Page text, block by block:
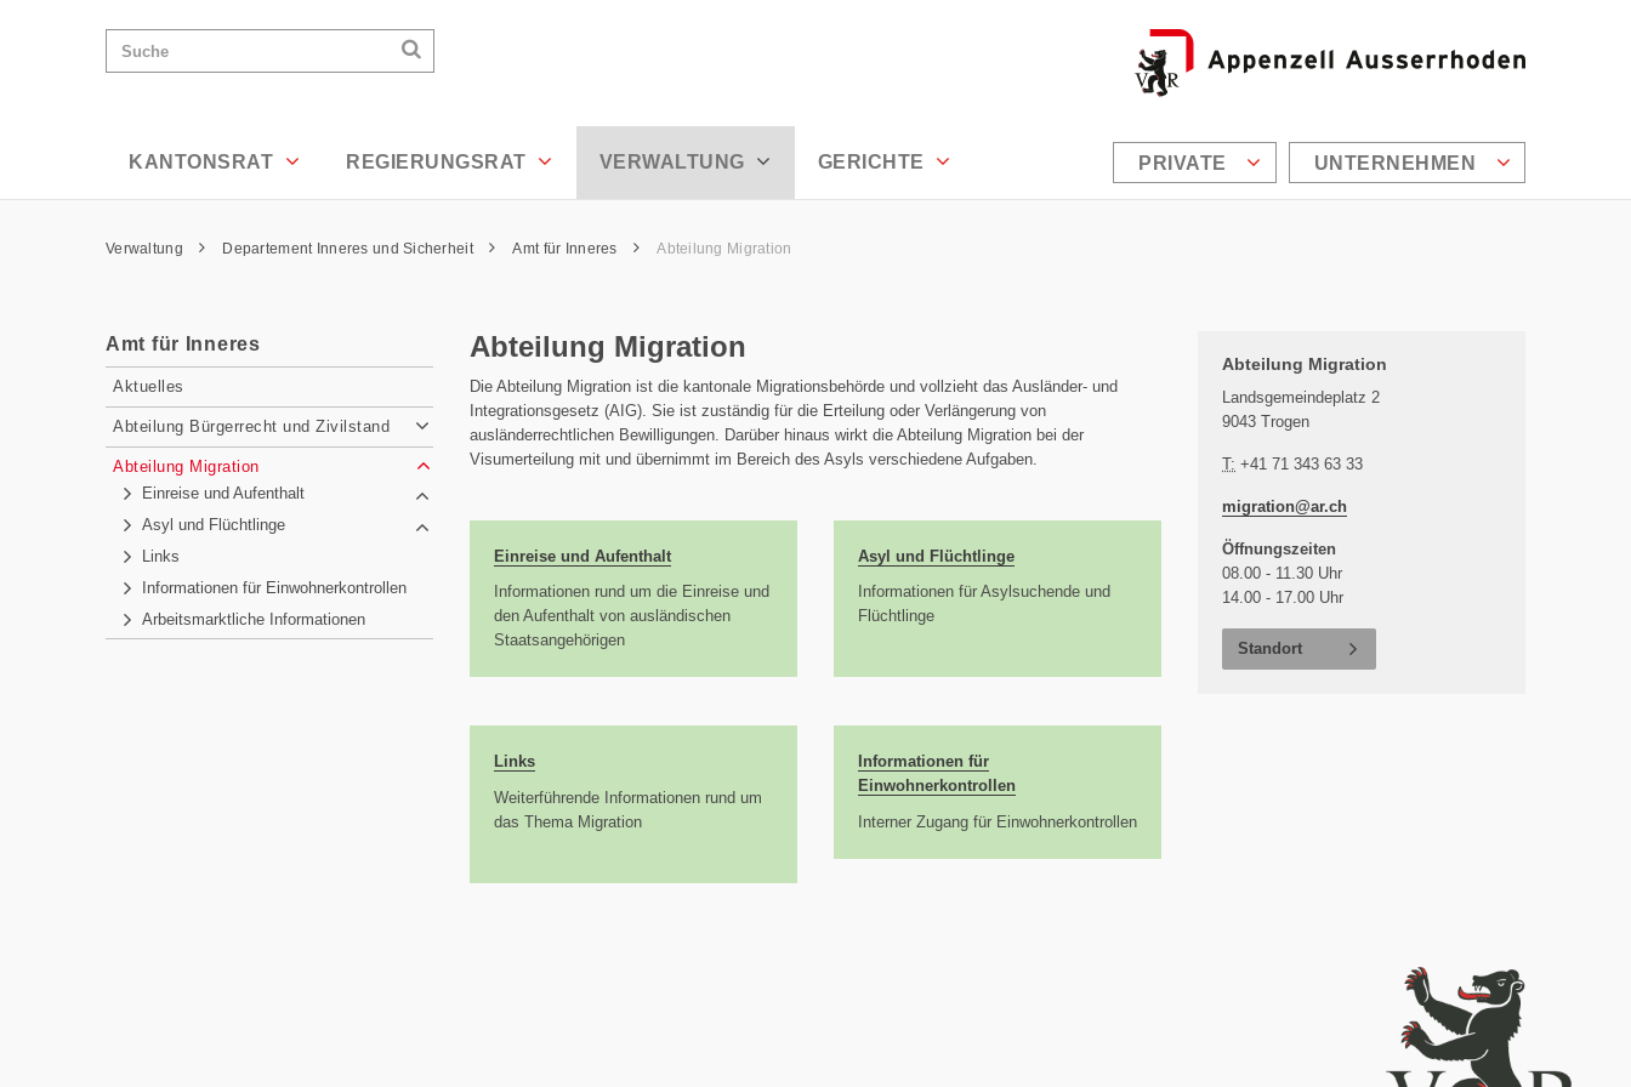
Suchen
KANTONSRAT
REGIERUNGSRAT VERWALTUNG GERICHTE PRIVATE UNTERNEHMEN
Inhalt
Pfadnavigation
Verwaltung Departement Inneres und Sicherheit Amt für Inneres Abteilung Migration
Amt für Inneres
Subnavigation
Aktuelles
Abteilung Bürgerrecht und Zivilstand
Abteilung Migration
Einreise und Aufenthalt
Asyl und Flüchtlinge
Links
Informationen für Einwohnerkontrollen
Arbeitsmarktliche Informationen
Abteilung Migration
Die Abteilung Migration ist die kantonale Migrationsbehörde und vollzieht das Ausländer- und
Integrationsgesetz (AIG). Sie ist zuständig für die Erteilung oder Verlängerung von
ausländerrechtlichen Bewilligungen. Darüber hinaus wirkt die Abteilung Migration bei der
Visumerteilung mit und übernimmt im Bereich des Asyls verschiedene Aufgaben.
Einreise und Aufenthalt
Informationen rund um die Einreise und
den Aufenthalt von ausländischen
Staatsangehörigen
Links
Weiterführende Informationen rund um
das Thema Migration
Asyl und Flüchtlinge
Informationen für Asylsuchende und
Flüchtlinge
Informationen für
Einwohnerkontrollen
Interner Zugang für Einwohnerkontrollen
Abteilung Migration
Landsgemeindeplatz 2
9043 Trogen
T: +41 71 343 63 33
migration@ar.ch
Öffnungszeiten
08.00 - 11.30 Uhr
14.00 - 17.00 Uhr
Standort